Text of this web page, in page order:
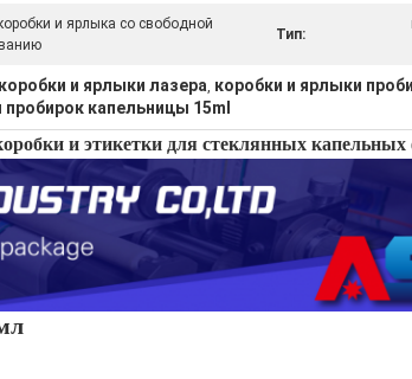
и ярлыка со свободной
Тип:
и ярлыки лазера, коробки и ярлыки
капельницы 15ml
и этикетки для стеклянных